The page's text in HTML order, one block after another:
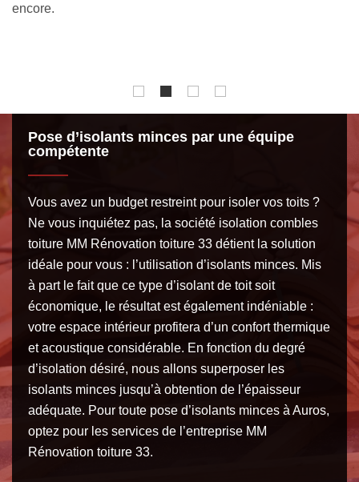
vous avez un projet allant dans ce sens. Nous
Pose d’isolants minces par une équipe
compétente
Vous avez un budget restreint pour isoler vos toits ?
Ne vous inquiétez pas, la société isolation combles
toiture MM Rénovation toiture 33 détient la solution
idéale pour vous : l’utilisation d’isolants minces. Mis
à part le fait que ce type d’isolant de toit soit
économique, le résultat est également indéniable :
votre espace intérieur profitera d’un confort thermique
et acoustique considérable. En fonction du degré
d’isolation désiré, nous allons superposer les
isolants minces jusqu’à obtention de l’épaisseur
adéquate. Pour toute pose d’isolants minces à Auros,
optez pour les services de l’entreprise MM
Rénovation toiture 33.